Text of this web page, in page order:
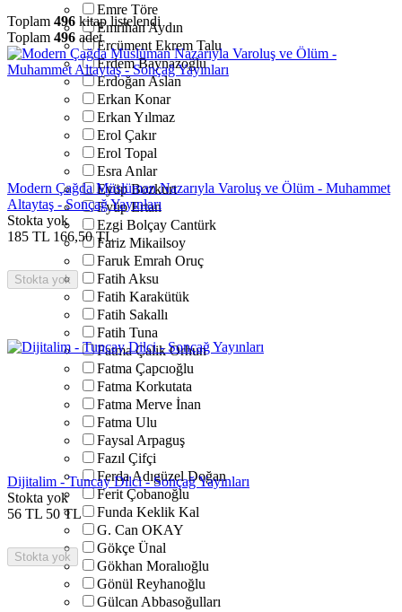
Emre Töre
Emrihan Aydın
Ercüment Ekrem Talu
Erdem Baynazoğlu
Erdoğan Aslan
Erkan Konar
Erkan Yılmaz
Erol Çakır
Erol Topal
Esra Anlar
Eyüp Bozkurt
Eyüp Ertan
Ezgi Bolçay Cantürk
Fariz Mikailsoy
Faruk Emrah Oruç
Fatih Aksu
Fatih Karakütük
Fatih Sakallı
Fatih Tuna
Fatma Çalik Orhun
Fatma Çapcıoğlu
Fatma Korkutata
Fatma Merve İnan
Fatma Ulu
Faysal Arpaguş
Fazıl Çifçi
Ferda Adıgüzel Doğan
Ferit Çobanoğlu
Funda Keklik Kal
G. Can OKAY
Gökçe Ünal
Gökhan Moralıoğlu
Gönül Reyhanoğlu
Gülcan Abbasoğulları
Toplam 496 kitap listelendi
Toplam 496 adet
Modern Çağda Müslüman Nazarıyla Varoluş ve Ölüm - Muhammet
Altaytaş - Sonçağ Yayınları
Stokta yok
185 TL 166,50 TL
Stokta yok
Dijitalim - Tuncay Dilci - Sonçağ Yayınları
Stokta yok
56 TL 50 TL
Stokta yok